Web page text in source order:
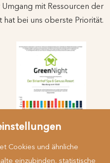
Cookies und ähnliche
einzubinden, statistische
mit Ressourcen der
hat bei uns oberste Priorität.